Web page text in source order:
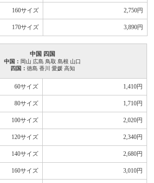
160サイズ 2,750円
170サイズ 3,890円
中国 四国
中国： 岡山 広島 鳥取 島根 山口
四国： 徳島 香川 愛媛 高知
60サイズ 1,410円
80サイズ 1,710円
100サイズ 2,020円
120サイズ 2,340円
140サイズ 2,680円
160サイズ 3,010円